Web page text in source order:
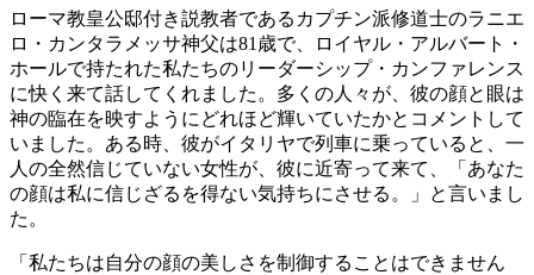
ローマ教皇公邸付き説教者であるカプチン派修道士のラニエ
ロ・カンタラメッサ神父は81歳で、ロイヤル・アルバート・
ホールで持たれた私たちのリーダーシップ・カンファレンス
に快く来て話してくれました。多くの人々が、彼の顔と眼は
神の臨在を映すようにどれほど輝いていたかとコメントして
いました。ある時、彼がイタリヤで列車に乗っていると、一
人の全然信じていない女性が、彼に近寄って来て、「あなた
の顔は私に信じざるを得ない気持ちにさせる。」と言いまし
た。
「私たちは自分の顔の美しさを制御することはできません